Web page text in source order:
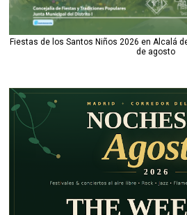
Fiestas de los Santos Niños 2026 en Alcalá
de agosto